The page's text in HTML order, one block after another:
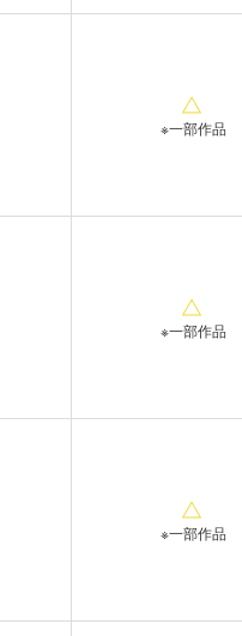
※一部作品
※一部作品
※一部作品